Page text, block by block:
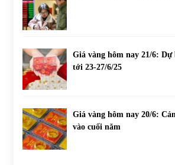
Giá vàng hôm nay 21/6: Dự
tới 23-27/6/25
Giá vàng hôm nay 20/6:
vào cuối năm